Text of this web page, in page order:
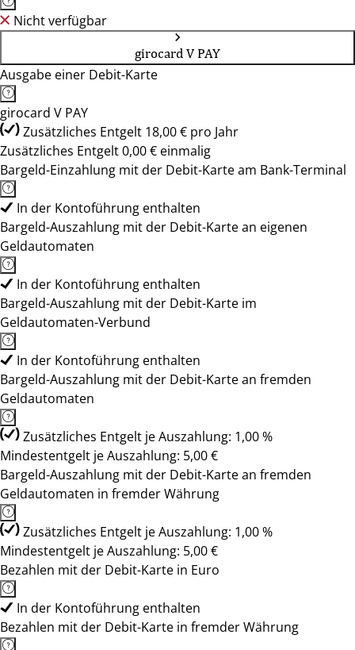
Nicht verfügbar
girocard V PAY
Ausgabe einer Debit-Karte
girocard V PAY
Zusätzliches Entgelt 18,00 € pro Jahr
Zusätzliches Entgelt 0,00 € einmalig
Bargeld-Einzahlung mit der Debit-Karte am Bank-Terminal
In der Kontoführung enthalten
Bargeld-Auszahlung mit der Debit-Karte an eigenen
Geldautomaten
In der Kontoführung enthalten
Bargeld-Auszahlung mit der Debit-Karte im
Geldautomaten-Verbund
In der Kontoführung enthalten
Bargeld-Auszahlung mit der Debit-Karte an fremden
Geldautomaten
Zusätzliches Entgelt je Auszahlung: 1,00 %
Mindestentgelt je Auszahlung: 5,00 €
Bargeld-Auszahlung mit der Debit-Karte an fremden
Geldautomaten in fremder Währung
Zusätzliches Entgelt je Auszahlung: 1,00 %
Mindestentgelt je Auszahlung: 5,00 €
Bezahlen mit der Debit-Karte in Euro
In der Kontoführung enthalten
Bezahlen mit der Debit-Karte in fremder Währung